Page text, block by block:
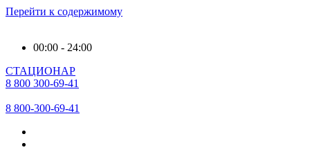
Перейти к содержимому
00:00 - 24:00
СТАЦИОНАР
8 800 300-69-41
8 800-300-69-41